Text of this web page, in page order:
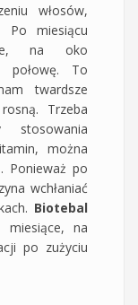
włosów,
Po miesiącu
na oko
połowę. To
twardsze
Trzeba
można
Ponieważ po
wchłaniać
Biotebal
na
po zużyciu